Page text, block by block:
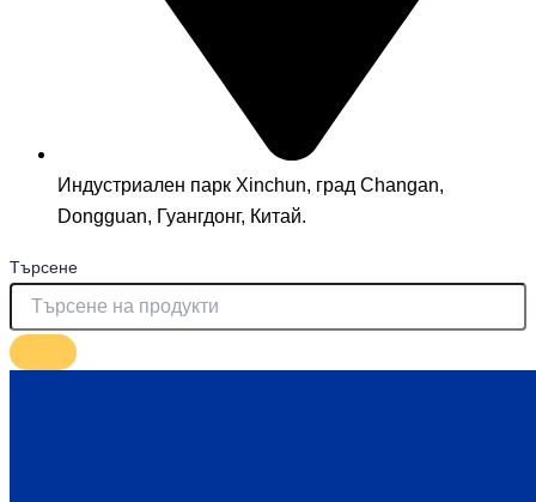
Индустриален парк Xinchun, град Changan,
Dongguan, Гуангдонг, Китай.
Търсене